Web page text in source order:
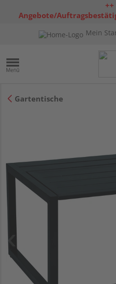
++
Angebote/
Mein
Gartentische